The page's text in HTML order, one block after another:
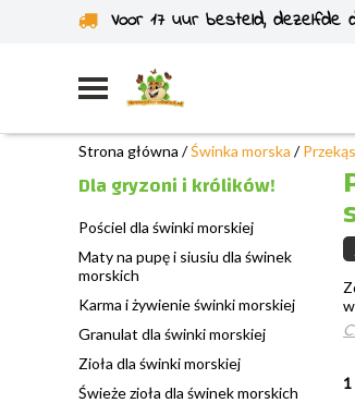
Voor 17 uur besteld, dezelfde
Wysyłka z własnego magazynu
Strona główna /Świnka morska /
Dla gryzoni i królików!
Pościel dla świnki morskiej
Maty na pupę i siusiu dla świnek
morskich
Karma i żywienie świnki morskiej
Granulat dla świnki morskiej
Zioła dla świnki morskiej
Świeże zioła dla świnek morskich